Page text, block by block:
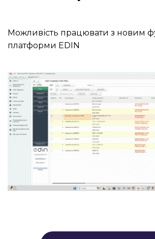
Можливість працювати з новим
платформи EDIN